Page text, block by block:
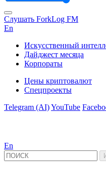
Слушать ForkLog FM
En
Искусственный
Дайджест месяца
Корпораты
Цены криптовалют
Спецпроекты
Telegram (AI)YouTube
En